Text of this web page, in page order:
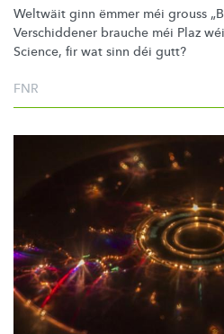
Weltwäit ginn ëmmer méi grouss
Verschiddener brauche méi Plaz
Science, fir wat sinn déi gutt?
FNR